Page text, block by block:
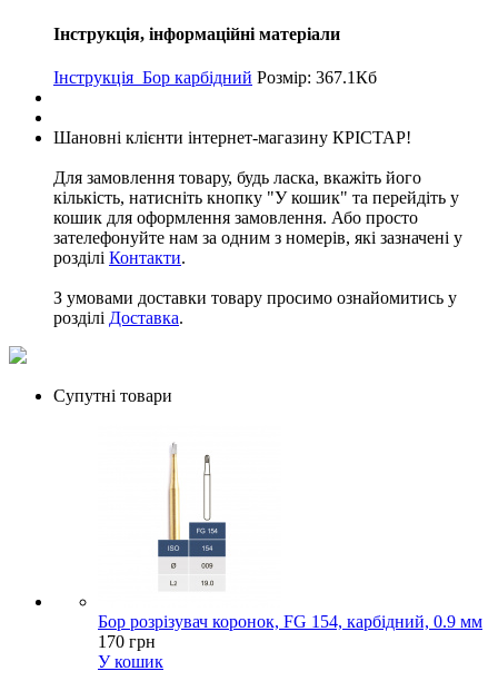
Інструкція, інформаційні матеріали
Інструкція_Бор карбідний Розмір: 367.1Кб
Шановні клієнти інтернет-магазину КРІСТАР!
Для замовлення товару, будь ласка, вкажіть його
кількість, натисніть кнопку "У кошик" та перейдіть у
кошик для оформлення замовлення. Або просто
зателефонуйте нам за одним з номерів, які зазначені у
розділі Контакти.
З умовами доставки товару просимо ознайомитись у
розділі Доставка.
Супутні товари
Бор розрізувач коронок, FG 154, карбідний, 0.9 мм
170 грн
У кошик